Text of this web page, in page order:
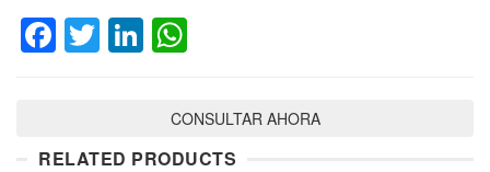
Facebook
TwitterLinkedIn
CONSULTAR AHORA
RELATED PRODUCTS